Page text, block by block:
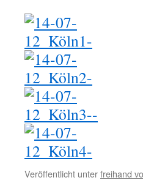
Veröffentlicht unterfreihand